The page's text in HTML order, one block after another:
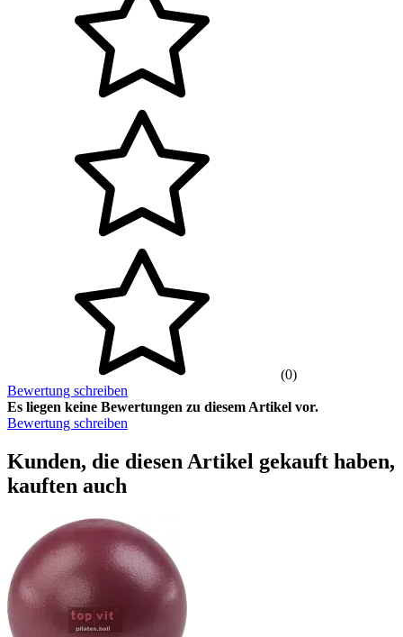
(0)
Bewertung schreiben
Es liegen keine Bewertungen zu diesem Artikel vor.
Bewertung schreiben
Kunden, die diesen Artikel gekauft haben,
kauften auch